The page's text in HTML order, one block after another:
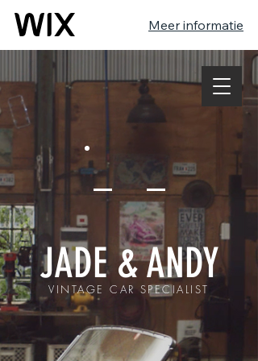
Meer informatie